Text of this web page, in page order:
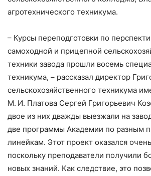
агротехнического техникума.
– Курсы переподготовки по
самоходной и прицепной
техники завода прошли восемь
техникума, – рассказал директор
сельскохозяйственного техникума
М. И. Платова Сергей Григорьевич
двое из них дваж­ды выезжали на
две программы Академии по разным
линейкам. Этот проект оказался
поскольку преподаватели получили
новых знаний. Как следствие, это